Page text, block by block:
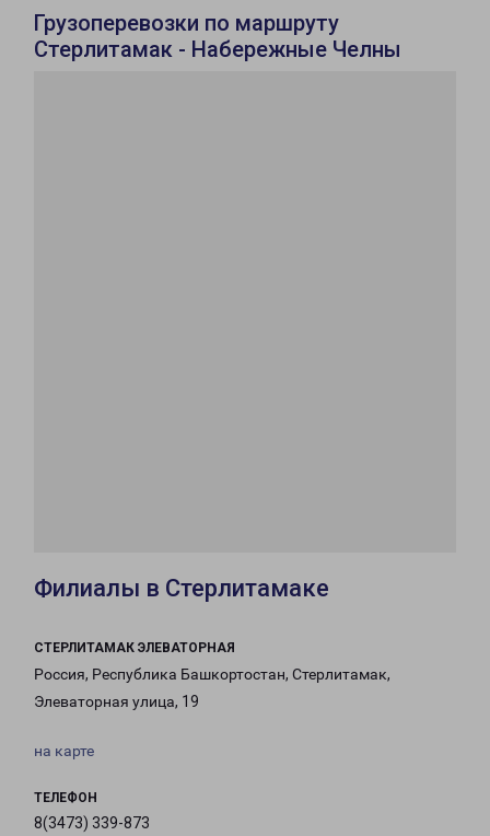
Грузоперевозки по маршруту
Стерлитамак - Набережные Челны
Филиалы в Стерлитамаке
СТЕРЛИТАМАК ЭЛЕВАТОРНАЯ
Россия, Республика Башкортостан, Стерлитамак,
Элеваторная улица, 19
на карте
ТЕЛЕФОН
8(3473) 339-873